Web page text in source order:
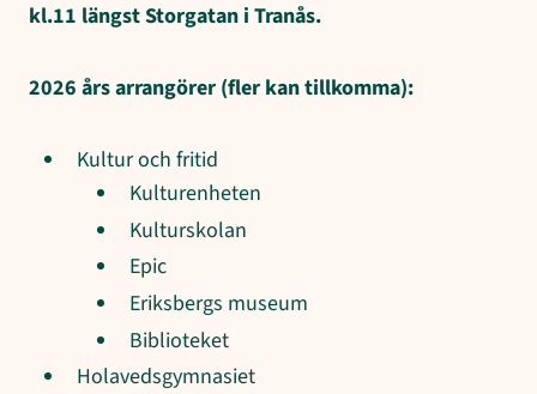
kl.11 längst Storgatan i Tranås.
2026 års arrangörer (fler kan tillkomma):
Kultur och fritid
Kulturenheten
Kulturskolan
Epic
Eriksbergs museum
Biblioteket
Holavedsgymnasiet